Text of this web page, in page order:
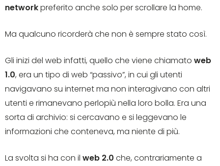
networkpreferito anche solo per scrollare la home.
Ma qualcuno ricorderà che non è sempre stato così.
Gli inizi del web infatti, quello che viene chiamato web
1.0, era un tipo di web “passivo”, in cui gli utenti
navigavano su internet ma non interagivano con altri
utenti e rimanevano perlopiù nella loro bolla. Era una
sorta di archivio: si cercavano e si leggevano le
informazioni che conteneva, ma niente di più.
La svolta si ha con il web 2.0 che, contrariamente a